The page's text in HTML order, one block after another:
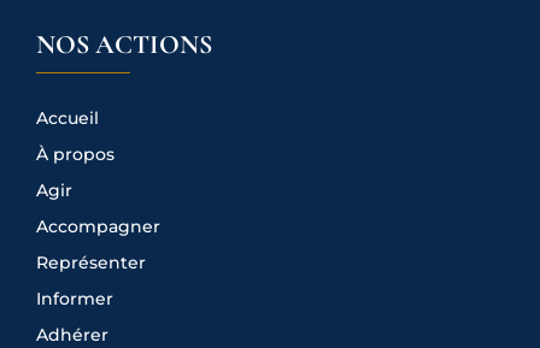
NOS ACTIONS
Accueil
À propos
Agir
Accompagner
Représenter
Informer
Adhérer